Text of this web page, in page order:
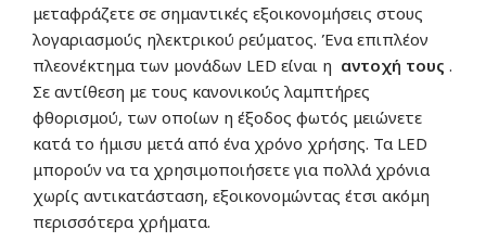
μεταφράζετε σε σημαντικές εξοικονομήσεις στους
λογαριασμούς ηλεκτρικού ρεύματος. Ένα επιπλέον
πλεονέκτημα των μονάδων LED είναι η αντοχή τους .
Σε αντίθεση με τους κανονικούς λαμπτήρες
φθορισμού, των οποίων η έξοδος φωτός μειώνετε
κατά το ήμισυ μετά από ένα χρόνο χρήσης. Τα LED
μπορούν να τα χρησιμοποιήσετε για πολλά χρόνια
χωρίς αντικατάσταση, εξοικονομώντας έτσι ακόμη
περισσότερα χρήματα.